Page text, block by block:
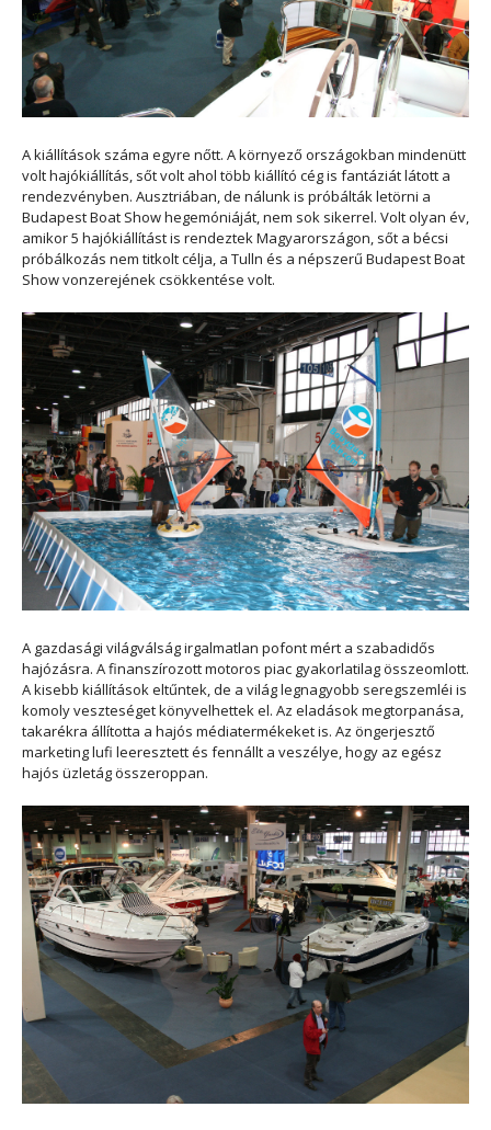
A kiállítások száma egyre nőtt. A környező országokban mindenütt
volt hajókiállítás, sőt volt ahol több kiállító cég is fantáziát látott a
rendezvényben. Ausztriában, de nálunk is próbálták letörni a
Budapest Boat Show hegemóniáját, nem sok sikerrel. Volt olyan év,
amikor 5 hajókiállítást is rendeztek Magyarországon, sőt a bécsi
próbálkozás nem titkolt célja, a Tulln és a népszerű Budapest Boat
Show vonzerejének csökkentése volt.
A gazdasági világválság irgalmatlan pofont mért a szabadidős
hajózásra. A finanszírozott motoros piac gyakorlatilag összeomlott.
A kisebb kiállítások eltűntek, de a világ legnagyobb seregszemléi is
komoly veszteséget könyvelhettek el. Az eladások megtorpanása,
takarékra állította a hajós médiatermékeket is. Az öngerjesztő
marketing lufi leeresztett és fennállt a veszélye, hogy az egész
hajós üzletág összeroppan.